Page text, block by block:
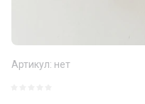
Артикул: нет